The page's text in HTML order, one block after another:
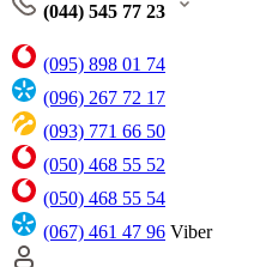
(044) 545 77 23
(095) 898 01 74
(096) 267 72 17
(093) 771 66 50
(050) 468 55 52
(050) 468 55 54
(067) 461 47 96 Viber